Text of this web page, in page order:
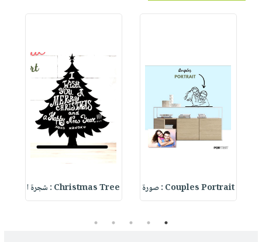
Couples Portrait : صورة Christmas Tree : شجرة ا
1
2
3
4
5